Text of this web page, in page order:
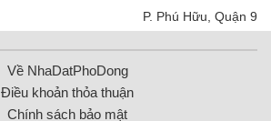
P. Phú Hữu, Quận 9
Về NhaDatPhoDong
Điều khoản thỏa thuận
Chính sách bảo mật